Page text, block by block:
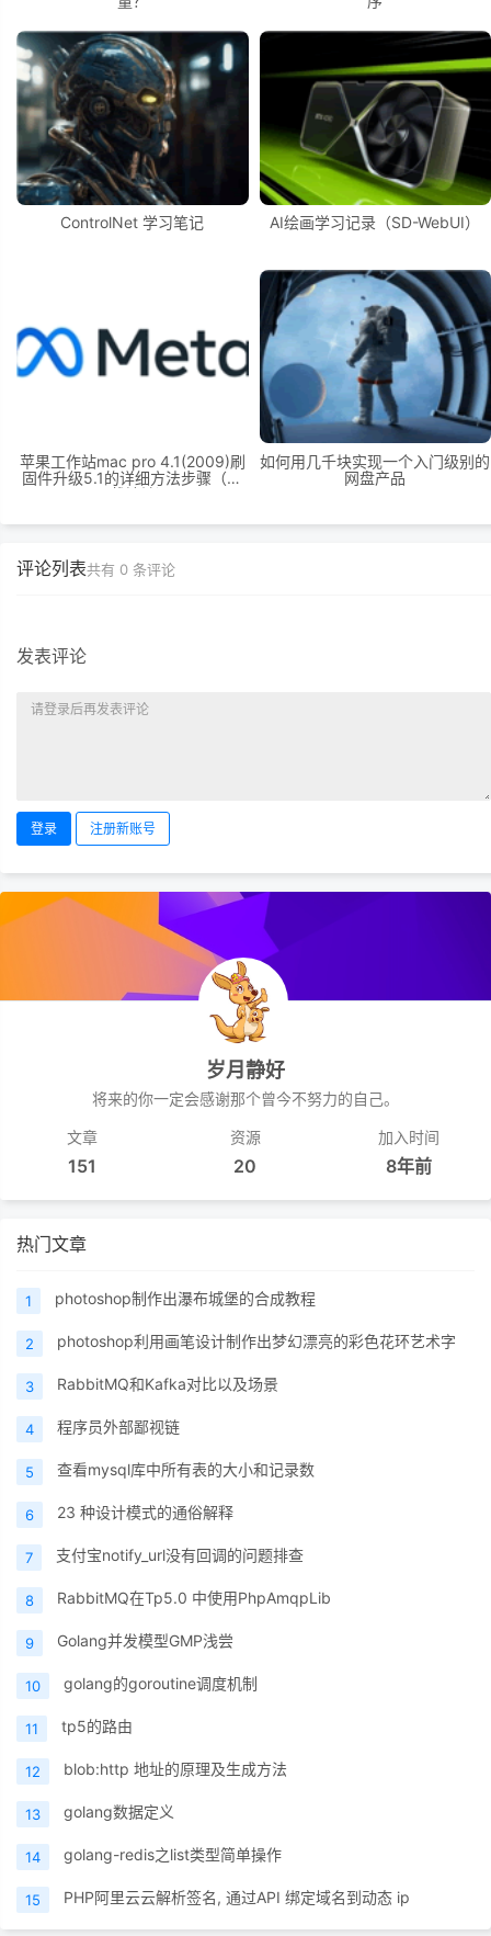
ControlNet 学习笔记 AI绘画学习记录（SD-WebUI）
苹果工作站mac pro 4.1(2009)刷
固件升级5.1的详细方法步骤（附
下载地址）
如何用几千块实现一个入门级别的
网盘产品
评论列表共有 0 条评论
发表评论
登录 注册新账号
岁月静好
将来的你一定会感谢那个曾今不努力的自己。
文章
151
资源
20
加入时间
8年前
热门文章
1 photoshop制作出瀑布城堡的合成教程
2 photoshop利用画笔设计制作出梦幻漂亮的彩色花环艺术字
3 RabbitMQ和Kafka对比以及场景
4 程序员外部鄙视链
5 查看mysql库中所有表的大小和记录数
6 23 种设计模式的通俗解释
7 支付宝notify_url没有回调的问题排查
8 RabbitMQ在Tp5.0 中使用PhpAmqpLib
9 Golang并发模型GMP浅尝
10 golang的goroutine调度机制
11 tp5的路由
12 blob:http 地址的原理及生成方法
13 golang数据定义
14 golang-redis之list类型简单操作
15 PHP阿里云云解析签名, 通过API 绑定域名到动态 ip